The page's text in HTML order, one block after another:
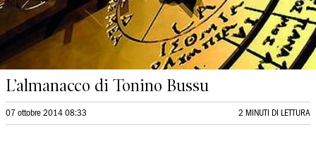
L’almanacco di Tonino Bussu
07 ottobre 2014 08:33 2 MINUTI DI LETTURA